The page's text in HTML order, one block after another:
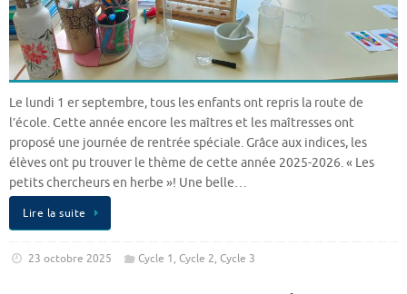
Le lundi 1 er septembre, tous les enfants ont repris la route de
l’école. Cette année encore les maîtres et les maîtresses ont
proposé une journée de rentrée spéciale. Grâce aux indices, les
élèves ont pu trouver le thème de cette année 2025-2026. « Les
petits chercheurs en herbe »! Une belle…
Lire la suite
23 octobre 2025 Cycle 1,Cycle 2,Cycle 3